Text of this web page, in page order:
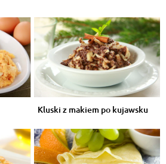
Kluski z makiem po kujawsku